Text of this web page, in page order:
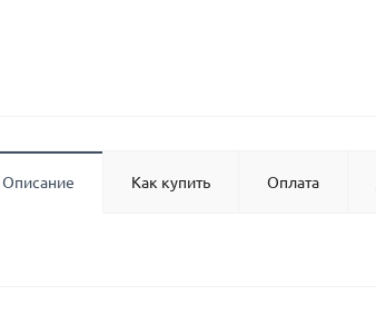
Описание Как купить Оплата